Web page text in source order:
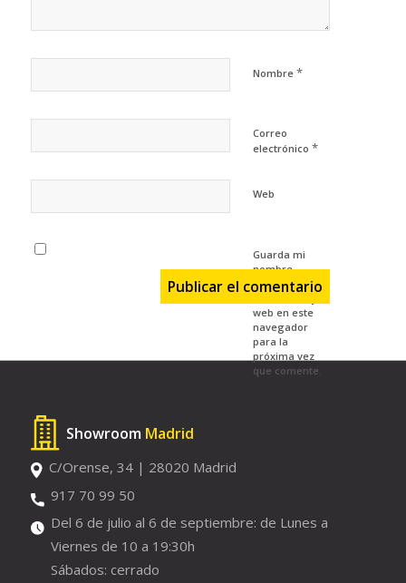
Nombre *
Correo
electrónico *
Web
Guarda mi
nombre,
correo
web en este
navegador
para la
próxima vez
que comente.
Showroom Madrid
C/Orense, 34 | 28020 Madrid
917 70 99 50
Del 6 de julio al 6 de septiembre: de Lunes a
Viernes de 10 a 19:30h
Sábados: cerrado